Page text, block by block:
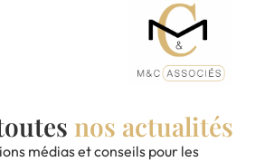
nos actualités
médias et conseils pour les